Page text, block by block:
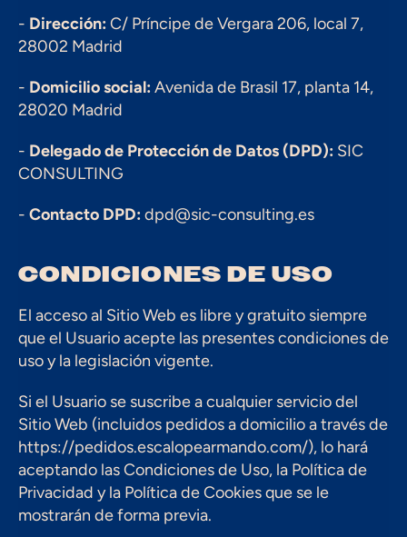
- Dirección: C/ Príncipe de Vergara 206, local 7,
28002 Madrid
- Domicilio social: Avenida de Brasil 17, planta 14,
28020 Madrid
- Delegado de Protección de Datos (DPD): SIC
CONSULTING
- Contacto DPD: dpd@sic-consulting.es
CONDICIONES DE USO
El acceso al Sitio Web es libre y gratuito siempre
que el Usuario acepte las presentes condiciones de
uso y la legislación vigente.
Si el Usuario se suscribe a cualquier servicio del
Sitio Web (incluidos pedidos a domicilio a través de
https://pedidos.escalopearmando.com/), lo hará
aceptando las Condiciones de Uso, la Política de
Privacidad y la Política de Cookies que se le
mostrarán de forma previa.